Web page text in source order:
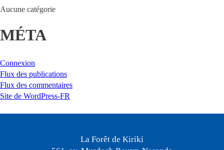
Aucune catégorie
MÉTA
Connexion
Flux des publications
Flux des commentaires
Site de WordPress-FR
La Forêt de Kiriki